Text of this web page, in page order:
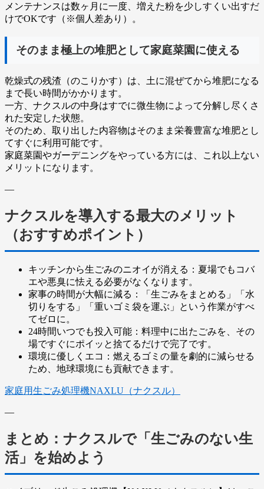
メンテナンスは数ヶ月に一度、増えた粉を少しすくい出すだ
けでOKです（※個人差あり）。
そのまま極上の堆肥として家庭菜園に使える
乾燥式の残渣（のこりかす）は、土に混ぜてから堆肥になる
まで長い時間がかかります。
一方、ナクスルの中身はすでに微生物によって分解し尽くさ
れた安定した状態。
そのため、 取り出した内容物はそのまま栄養豊富な堆肥とし
てすぐに利用可能です。
家庭菜園やガーデニングをやっている方には、これ以上ない
メリットになります。
—
ナクスルを導入する最大のメリット
（おすすめポイント）
キッチンから生ごみのニオイが消える： 夏場でもコバ
エや悪臭に怯える必要がなくなります。
家事の時間が大幅に減る：
「生ごみをまとめる」「水
切りをする」「重いゴミ袋を運ぶ」という作業がすべ
てゼロに。
24時間いつでも投入可能： 料理中に出たごみを、その
場ですぐにポイッと捨てるだけで完了です。
環境に優しくエコ： 燃えるゴミの量を劇的に減らせる
ため、地球環境にも貢献できます。
家庭用生ごみ処理機NAXLU（ナクスル）
—
まとめ：ナクスルで「生ごみのない生
活」を始めよう